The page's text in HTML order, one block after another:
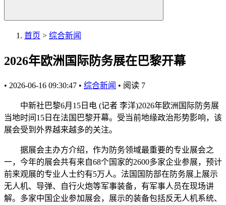
首页 > 综合新闻
2026年欧洲国际防务展在巴黎开幕
• 2026-06-16 09:30:47 • 综合新闻 • 阅读 7
中新社巴黎6月15日电 (记者 李洋)2026年欧洲国际防务展
当地时间15日在法国巴黎开幕。受当前地缘政治形势影响，该
展会受到外界越来越多的关注。
据展会主办方介绍，作为防务领域最重要的专业展会之
一，今年的展会共有来自68个国家的2600多家企业参展，预计
前来观展的专业人士约有5万人。法国国防部在防务展上展示
无人机、导弹、自行火炮等军事装备，有军事人员在现场讲
解。多家中国企业参加展会，展示的装备包括反无人机系统、